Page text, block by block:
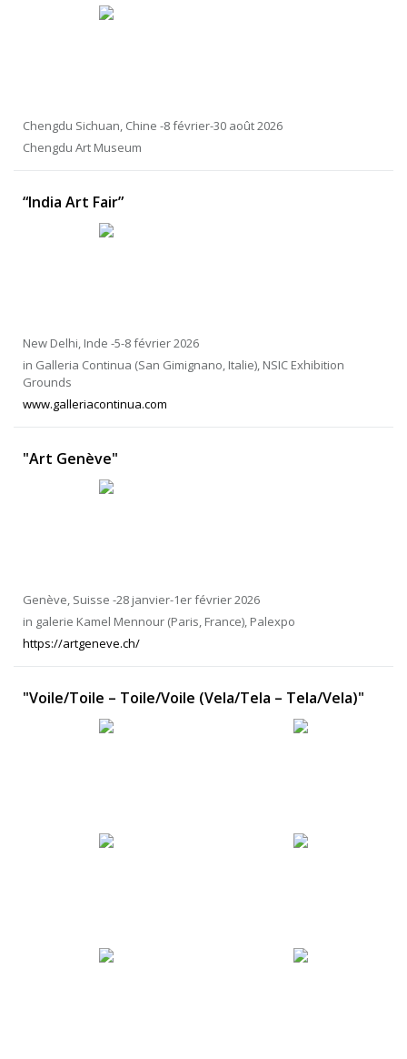
Chengdu Sichuan, Chine -8 février-30 août 2026
Chengdu Art Museum
“India Art Fair”
New Delhi, Inde -5-8 février 2026
in Galleria Continua (San Gimignano, Italie), NSIC Exhibition
Grounds
www.galleriacontinua.com
"Art Genève"
Genève, Suisse -28 janvier-1er février 2026
in galerie Kamel Mennour (Paris, France), Palexpo
https://artgeneve.ch/
"Voile/Toile – Toile/Voile (Vela/Tela – Tela/Vela)"